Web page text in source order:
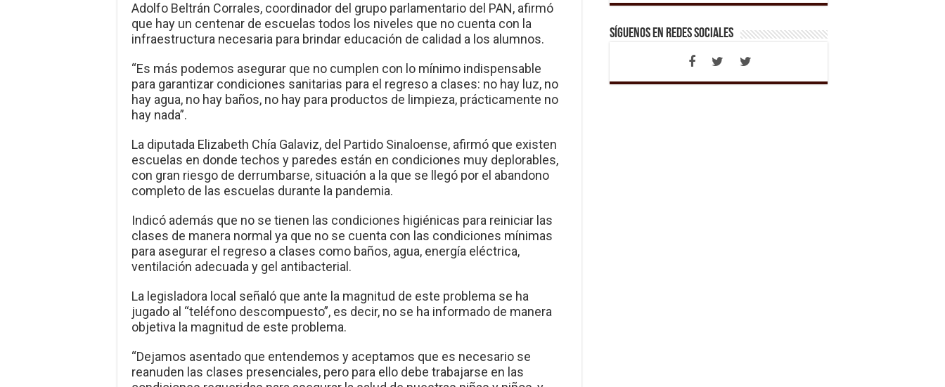
Adolfo Beltrán Corrales, coordinador del grupo parlamentario del PAN, afirmó
que hay un centenar de escuelas todos los niveles que no cuenta con la
infraestructura necesaria para brindar educación de calidad a los alumnos.
“Es más podemos asegurar que no cumplen con lo mínimo indispensable
para garantizar condiciones sanitarias para el regreso a clases: no hay luz, no
hay agua, no hay baños, no hay para productos de limpieza, prácticamente no
hay nada”.
La diputada Elizabeth Chía Galaviz, del Partido Sinaloense, afirmó que existen
escuelas en donde techos y paredes están en condiciones muy deplorables,
con gran riesgo de derrumbarse, situación a la que se llegó por el abandono
completo de las escuelas durante la pandemia.
Indicó además que no se tienen las condiciones higiénicas para reiniciar las
clases de manera normal ya que no se cuenta con las condiciones mínimas
para asegurar el regreso a clases como baños, agua, energía eléctrica,
ventilación adecuada y gel antibacterial.
La legisladora local señaló que ante la magnitud de este problema se ha
jugado al “teléfono descompuesto”, es decir, no se ha informado de manera
objetiva la magnitud de este problema.
“Dejamos asentado que entendemos y aceptamos que es necesario se
reanuden las clases presenciales, pero para ello debe trabajarse en las
Síguenos en Redes Sociales